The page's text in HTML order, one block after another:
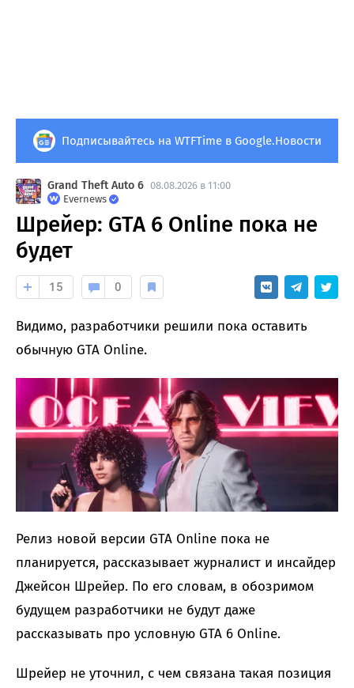
Подписывайтесь на WTFTime в Google.Новости
Grand Theft Auto 6 08.08.2026 в 11:00
Evernews
Шрейер: GTA 6 Online пока не
будет
15 0
Видимо, разработчики решили пока оставить
обычную GTA Online.
Релиз новой версии GTA Online пока не
планируется, рассказывает журналист и инсайдер
Джейсон Шрейер. По его словам, в обозримом
будущем разработчики не будут даже
рассказывать про условную GTA 6 Online.
Шрейер не уточнил, с чем связана такая позиция